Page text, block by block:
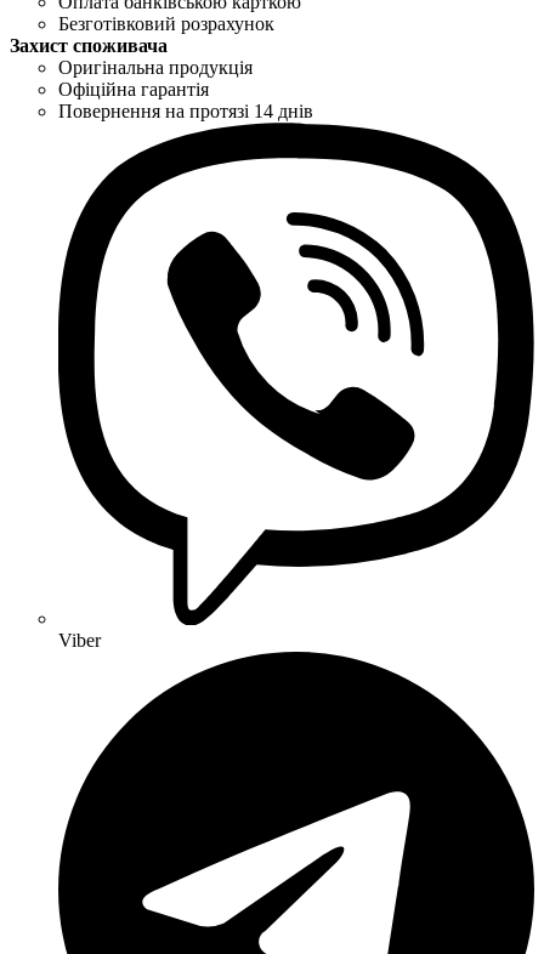
Безготівковий розрахунок
Захист споживача
Оригінальна продукція
Офіційна гарантія
Повернення на протязі 14 днів
Viber